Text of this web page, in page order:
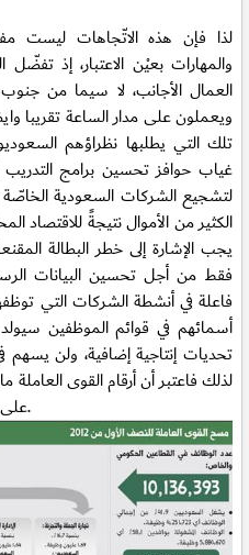
لذا فإن هذه الاتّجاهات ليست
والمهارات بعيْن الاعتبار، إذ
العمال الأجانب، لا سيما من
ويعملون على مدار الساعة تقريبا
تلك التي يطلبها نظراؤهم
غياب حوافز تحسين برامج التدريب
لتشجيع الشركات السعودية الخاصّة
الكثير من الأموال نتيجةً للاقتصاد
يجب الإشارة إلى خطر البطالة
فقط من أجل تحسين البيانات
فاعلة في أنشطة الشركات التي
أسمائهم في قوائم الموظفين
تحديات إنتاجية إضافية، ولن
لذلك فاعتبر أن أرقام القوى العاملة
على تحسين الوضع التوظيفي للمواطنين.